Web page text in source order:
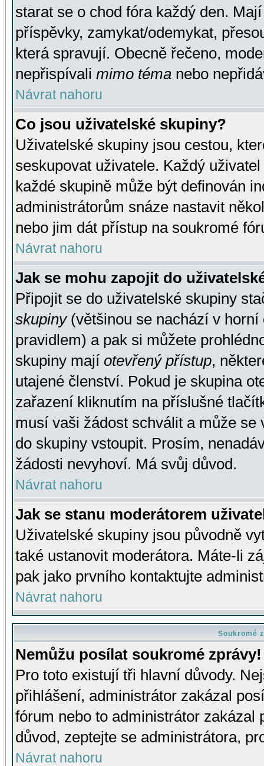
starat se o chod fóra každý den.
příspěvky, zamykat/odemykat,
která spravují. Obecně řečeno,
nepřispívali mimo téma nebo
Návrat nahoru
Co jsou uživatelské skupiny?
Uživatelské skupiny jsou cestou,
seskupovat uživatele. Každý
každé skupině může být definován
administrátorům snáze nastavit
nebo jim dát přístup na soukromé
Návrat nahoru
Jak se mohu zapojit do
Připojit se do uživatelské skupiny
skupiny(většinou se nachází v horní
pravidlem) a pak si můžete
skupiny mají otevřený přístup,
utajené členství. Pokud je skupina
zařazení kliknutím na příslušné
musí vaši žádost schválit a může se
do skupiny vstoupit. Prosím,
žádosti nevyhoví. Má svůj důvod.
Návrat nahoru
Jak se stanu moderátorem
Uživatelské skupiny jsou původně
také ustanovit moderátora. Máte-li
pak jako prvního kontaktujte
Návrat nahoru
Soukromé
Nemůžu posílat soukromé zprávy!
Pro toto existují tři hlavní důvody.
přihlášení, administrátor zakázal
fórum nebo to administrátor zakázal
důvod, zeptejte se administrátora,
Návrat nahoru